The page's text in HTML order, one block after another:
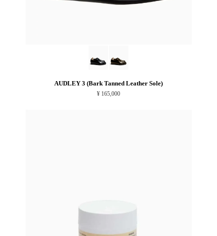
AUDLEY 3 (Bark Tanned Leather Sole)
¥ 165,000